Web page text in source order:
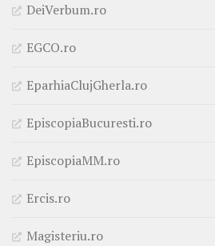
DeiVerbum.ro
EGCO.ro
EparhiaClujGherla.ro
EpiscopiaBucuresti.ro
EpiscopiaMM.ro
Ercis.ro
Magisteriu.ro